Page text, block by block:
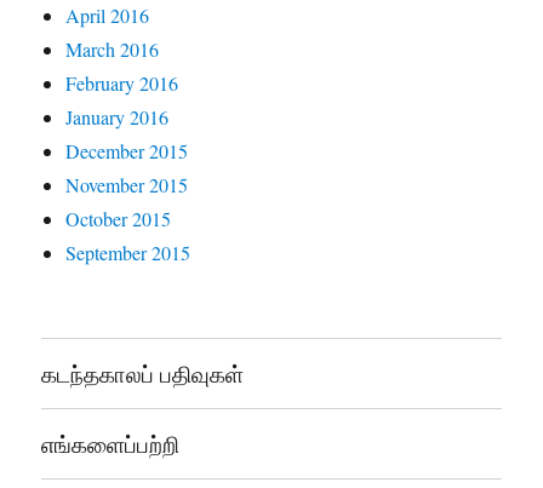
April 2016
March 2016
February 2016
January 2016
December 2015
November 2015
October 2015
September 2015
கடந்தகாலப் பதிவுகள்
எங்களைப்பற்றி